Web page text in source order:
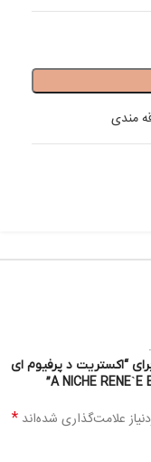
مندی
“اکستریت د پرفیوم ای
علامت‌گذاری شده‌اند *